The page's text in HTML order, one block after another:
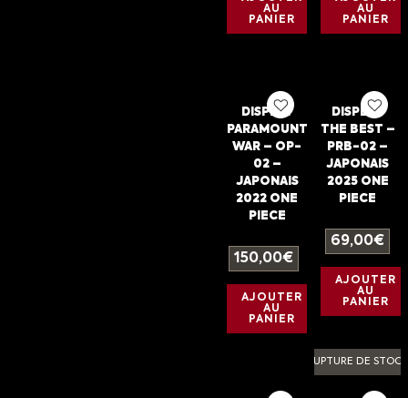
AU
PANIER
AU
PANIER
DISPLAY
PARAMOUNT
WAR – OP-
02 –
JAPONAIS
2022 ONE
PIECE
150,00€
AJOUTER
AU
PANIER
DISPLAY
THE BEST –
PRB-02 –
JAPONAIS
2025 ONE
PIECE
69,00€
AJOUTER
AU
PANIER
RUPTURE DE STOCK